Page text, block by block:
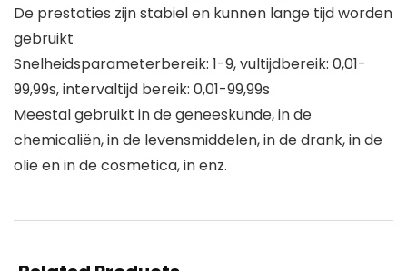
De prestaties zijn stabiel en kunnen lange tijd worden
gebruikt
Snelheidsparameterbereik: 1-9, vultijdbereik: 0,01-
99,99s, intervaltijd bereik: 0,01-99,99s
Meestal gebruikt in de geneeskunde, in de
chemicaliën, in de levensmiddelen, in de drank, in de
olie en in de cosmetica, in enz.